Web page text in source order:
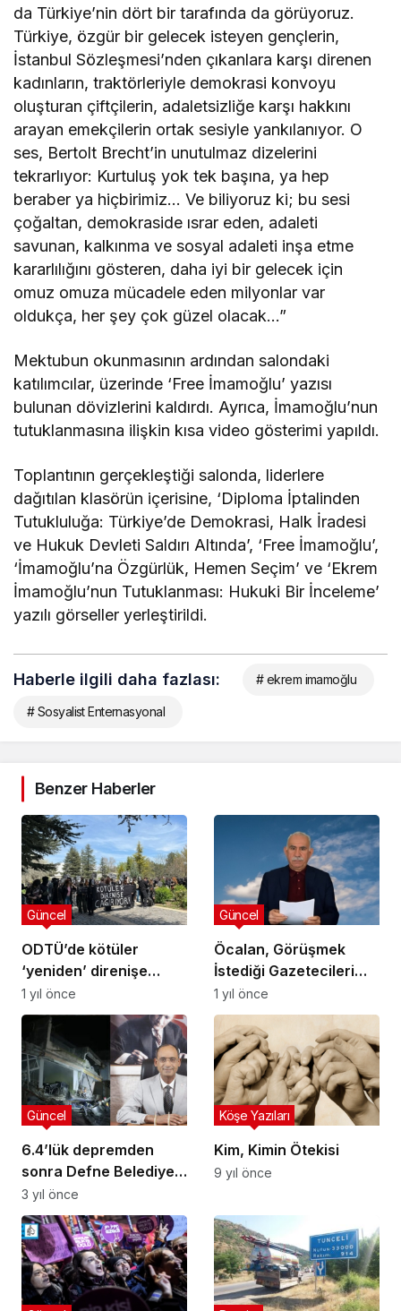
da Türkiye’nin dört bir tarafında da görüyoruz.
Türkiye, özgür bir gelecek isteyen gençlerin,
İstanbul Sözleşmesi’nden çıkanlara karşı direnen
kadınların, traktörleriyle demokrasi konvoyu
oluşturan çiftçilerin, adaletsizliğe karşı hakkını
arayan emekçilerin ortak sesiyle yankılanıyor. O
ses, Bertolt Brecht’in unutulmaz dizelerini
tekrarlıyor: Kurtuluş yok tek başına, ya hep
beraber ya hiçbirimiz… Ve biliyoruz ki; bu sesi
çoğaltan, demokraside ısrar eden, adaleti
savunan, kalkınma ve sosyal adaleti inşa etme
kararlılığını gösteren, daha iyi bir gelecek için
omuz omuza mücadele eden milyonlar var
oldukça, her şey çok güzel olacak…”
Mektubun okunmasının ardından salondaki
katılımcılar, üzerinde ‘Free İmamoğlu’ yazısı
bulunan dövizlerini kaldırdı. Ayrıca, İmamoğlu’nun
tutuklanmasına ilişkin kısa video gösterimi yapıldı.
Toplantının gerçekleştiği salonda, liderlere
dağıtılan klasörün içerisine, ‘Diploma İptalinden
Tutukluluğa: Türkiye’de Demokrasi, Halk İradesi
ve Hukuk Devleti Saldırı Altında’, ‘Free İmamoğlu’,
‘İmamoğlu’na Özgürlük, Hemen Seçim’ ve ‘Ekrem
İmamoğlu’nun Tutuklanması: Hukuki Bir İnceleme’
yazılı görseller yerleştirildi.
Haberle ilgili daha fazlası: # ekrem imamoğlu
# Sosyalist Enternasyonal
Benzer Haberler
ODTÜ’de kötüler
‘yeniden’ direnişe
çağırıyor
Güncel
1 yıl önce
Öcalan, Görüşmek
İstediği Gazetecileri
Açıkladı
Güncel
1 yıl önce
6.4’lük depremden
sonra Defne Belediye
Başkanı isyan etti:
Bittik anlayın artık!
Güncel
3 yıl önce
Kim, Kimin Ötekisi
Köşe Yazıları
9 yıl önce